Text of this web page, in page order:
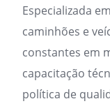
Especializada
caminhões e
constantes em
capacitação
política de